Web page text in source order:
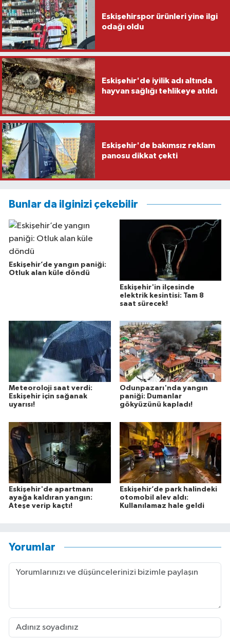
Eskişehirspor ürünleri yine ilgi
odağı oldu
Eskişehir'de iyilik adı altında
hayvan sağlığı tehlikeye atıldı
Eskişehir'de bakımsız reklam
panosu dikkat çekti
Bunlar da ilginizi çekebilir
Eskişehir’de yangın paniği:
Otluk alan küle döndü
Eskişehir'in ilçesinde
elektrik kesintisi: Tam 8
saat sürecek!
Meteoroloji saat verdi:
Eskişehir için sağanak
uyarısı!
Odunpazarı'nda yangın
paniği: Dumanlar
gökyüzünü kapladı!
Eskişehir'de apartmanı
ayağa kaldıran yangın:
Ateşe verip kaçtı!
Eskişehir’de park halindeki
otomobil alev aldı:
Kullanılamaz hale geldi
Yorumlar